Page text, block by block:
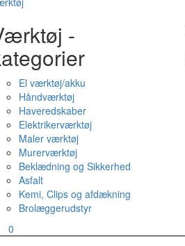
-
El værktøj/akku
Håndværktøj
Haveredskaber
Elektrikerværktøj
Maler værktøj
Murerværktøj
Beklædning og Sikkerhed
Asfalt
Kemi, Clips og afdækning
Brolæggerudstyr
0